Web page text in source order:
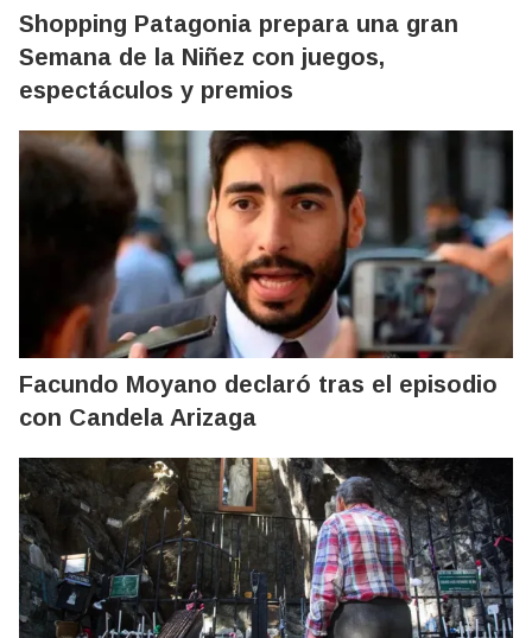
Shopping Patagonia prepara una gran
Semana de la Niñez con juegos,
espectáculos y premios
Facundo Moyano declaró tras el episodio
con Candela Arizaga